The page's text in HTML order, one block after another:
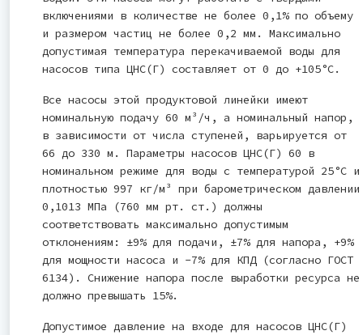
включениями в количестве не более 0,1% по объему
и размером частиц не более 0,2 мм. Максимально
допустимая температура перекачиваемой воды для
насосов типа ЦНС(Г) составляет от 0 до +105°C.
Все насосы этой продуктовой линейки имеют
номинальную подачу 60 м³/ч, а номинальный напор,
в зависимости от числа ступеней, варьируется от
66 до 330 м. Параметры насосов ЦНС(Г) 60 в
номинальном режиме для воды с температурой 25°C и
плотностью 997 кг/м³ при барометрическом давлении
0,1013 МПа (760 мм рт. ст.) должны
соответствовать максимально допустимым
отклонениям: ±9% для подачи, ±7% для напора, +9%
для мощности насоса и -7% для КПД (согласно ГОСТ
6134). Снижение напора после выработки ресурса не
должно превышать 15%.
Допустимое давление на входе для насосов ЦНС(Г)